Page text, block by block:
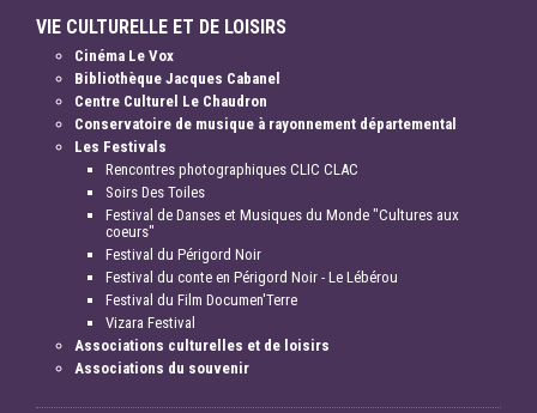
VIE CULTURELLE ET DE LOISIRS
Cinéma Le Vox
Bibliothèque Jacques Cabanel
Centre Culturel Le Chaudron
Conservatoire de musique à rayonnement départemental
Les Festivals
Rencontres photographiques CLIC CLAC
Soirs Des Toiles
Festival de Danses et Musiques du Monde "Cultures aux
coeurs"
Festival du Périgord Noir
Festival du conte en Périgord Noir - Le Lébérou
Festival du Film Documen'Terre
Vizara Festival
Associations culturelles et de loisirs
Associations du souvenir